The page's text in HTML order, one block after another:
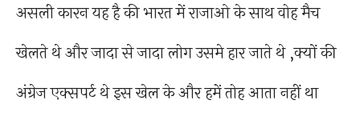
असली कारन यह है की भारत में राजाओ के साथ वोह मैच
खेलते थे और जादा से जादा लोग उसमे हार जाते थे ,क्यों की
अंग्रेज एक्सपर्ट थे इस खेल के और हमें तोह आता नहीं था